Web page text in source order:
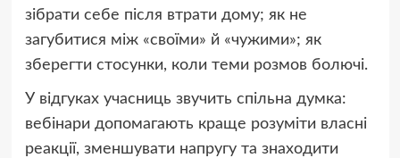
зібрати себе після втрати дому; як не
загубитися між «своїми» й «чужими»; як
зберегти стосунки, коли теми розмов болючі.
У відгуках учасниць звучить спільна думка:
вебінари допомагають краще розуміти власні
реакції, зменшувати напругу та знаходити